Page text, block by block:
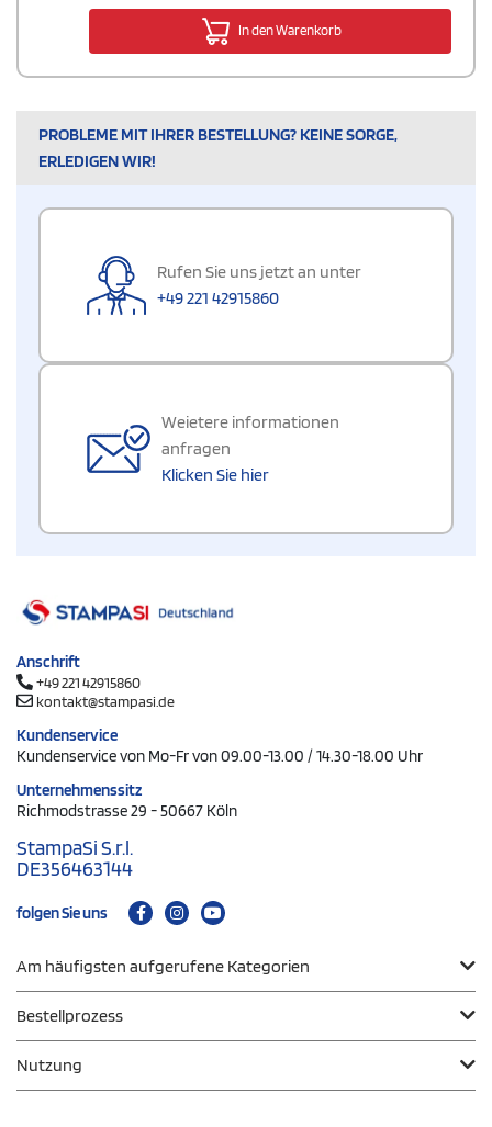
In den Warenkorb
PROBLEME MIT IHRER BESTELLUNG? KEINE SORGE,
ERLEDIGEN WIR!
Rufen Sie uns jetzt an unter
+49 221 42915860
Weietere informationen
anfragen
Klicken Sie hier
Anschrift
+49 221 42915860
kontakt@stampasi.de
Kundenservice
Kundenservice von Mo-Fr von 09.00-13.00 / 14.30-18.00 Uhr
Unternehmenssitz
Richmodstrasse 29 - 50667 Köln
StampaSi S.r.l.
DE356463144
folgen Sie uns
Am häufigsten aufgerufene Kategorien
Bestellprozess
Nutzung